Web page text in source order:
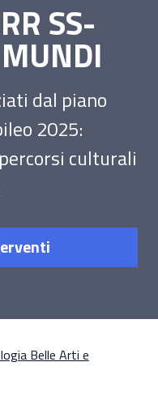
SS-
dal piano
2025:
culturali